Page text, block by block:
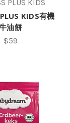
PLUS KIDS
KIDS有機
油餅
$59